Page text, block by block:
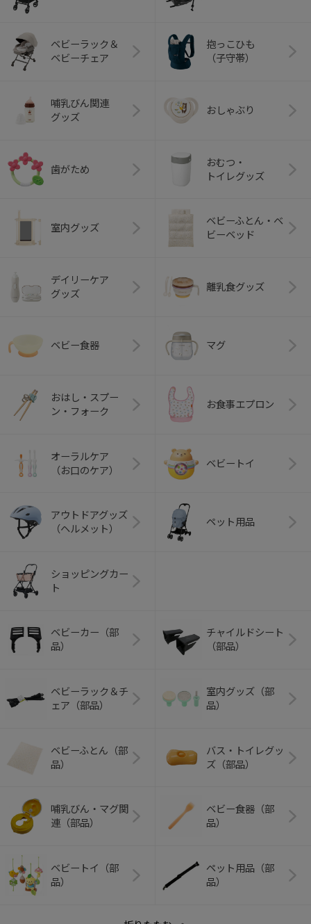
ベビーラック＆
ベビーチェア
抱っこひも
（子守帯）
哺乳びん関連
グッズ
おしゃぶり
歯がため
おむつ・
トイレグッズ
室内グッズ
ベビーふとん・ベ
ビーベッド
デイリーケア
グッズ
離乳食グッズ
ベビー食器 マグ
おはし・スプー
ン・フォーク
お食事エプロン
オーラルケア
（お口のケア）
ベビートイ
アウトドアグッズ
（ヘルメット）
ペット用品
ショッピングカー
ト
ベビーカー（部
品）
チャイルドシート
（部品）
ベビーラック＆チ
ェア（部品）
室内グッズ（部
品）
ベビーふとん（部
品）
バス・トイレグッ
ズ（部品）
哺乳びん・マグ関
連（部品）
ベビー食器（部
品）
ベビートイ（部
品）
ペット用品（部
品）